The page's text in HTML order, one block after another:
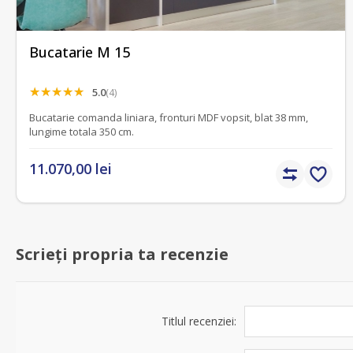
Bucatarie M 15
5.0(4)
Bucatarie comanda liniara, fronturi MDF vopsit, blat 38 mm,
lungime totala 350 cm.
11.070,00 lei
Scrieți propria ta recenzie
Titlul recenziei: